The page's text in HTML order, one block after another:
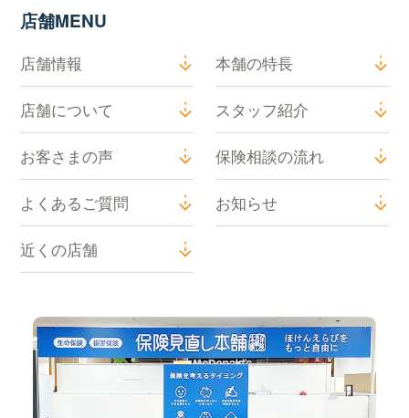
店舗MENU
店舗情報 本舗の特長
店舗について スタッフ紹介
お客さまの声 保険相談の流れ
よくあるご質問 お知らせ
近くの店舗